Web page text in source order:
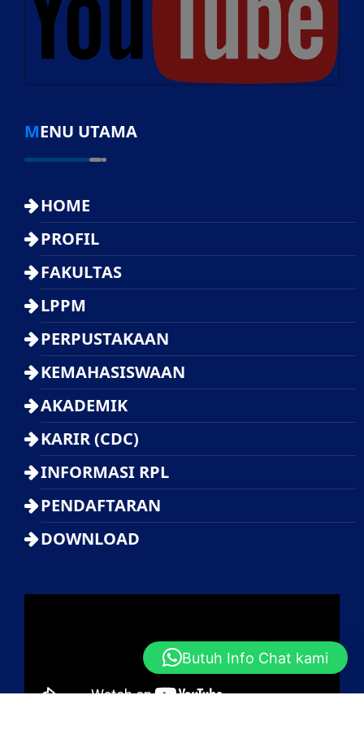
MENU UTAMA
HOME
PROFIL
FAKULTAS
LPPM
PERPUSTAKAAN
KEMAHASISWAAN
AKADEMIK
KARIR (CDC)
INFORMASI RPL
PENDAFTARAN
DOWNLOAD
Butuh Info Chat kami